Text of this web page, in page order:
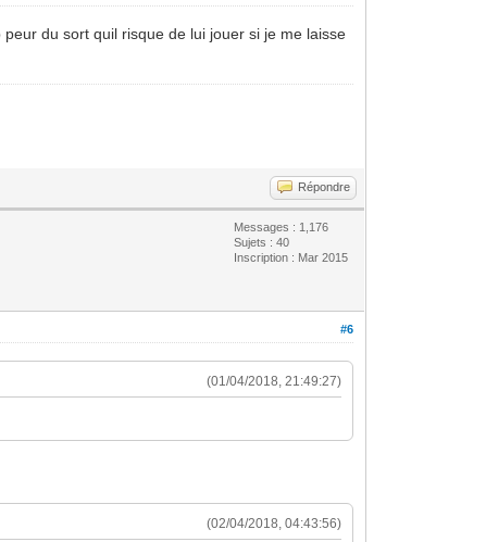
du sort quil risque de lui jouer si je me laisse
Répondre
Messages : 1,176
Sujets : 40
Inscription : Mar 2015
#6
(01/04/2018, 21:49:27)
(02/04/2018, 04:43:56)